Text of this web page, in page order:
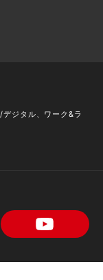
ジタル、ワーク&ラ